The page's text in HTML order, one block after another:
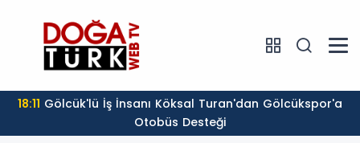
18:11
Otobüs Desteği